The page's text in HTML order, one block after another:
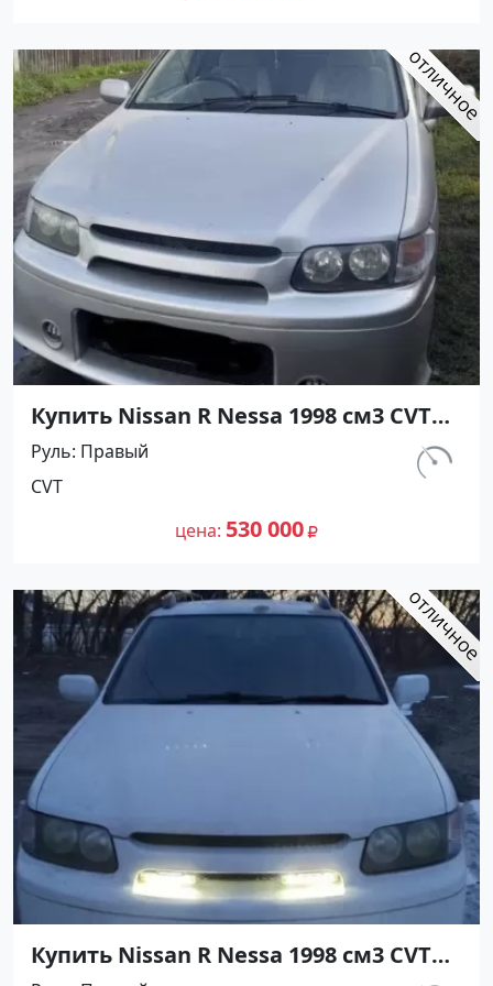
Купить Nissan R Nessa 1998 см3 CVT
(140 л.с.) Бензин инжектор в
Прорвенский: цвет Серебристый
Минивэн 1997 года по цене 530000
рублей, объявление №25267 на сайте
Авторынок23
км.
Руль Правый
CVT
цена 530 000
Купить Nissan R Nessa 1998 см3 CVT